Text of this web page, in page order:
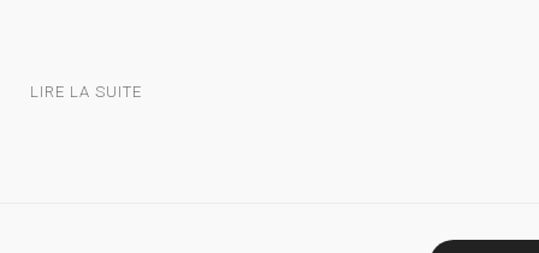
LIRE LA SUITE